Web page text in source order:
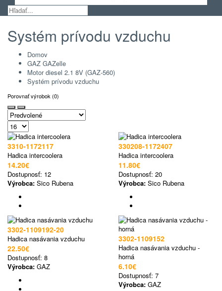
Systém prívodu vzduchu
Domov
GAZ GAZelle
Motor diesel 2.1 8V (GAZ-560)
Systém prívodu vzduchu
Porovnať výrobok (0)
3310-1172117
Hadica intercoolera
14.20€
Dostupnosť: 12
Výrobca: Sico Rubena
330208-1172407
Hadica intercoolera
11.80€
Dostupnosť: 20
Výrobca: Sico Rubena
3302-1109192-20
Hadica nasávania vzduchu
22.50€
Dostupnosť: 8
Výrobca: GAZ
3302-1109152
Hadica nasávania vzduchu -
horná
6.10€
Dostupnosť: 7
Výrobca: GAZ